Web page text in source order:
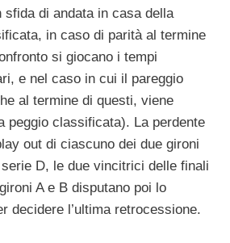
sfida di andata in casa della
in caso di parità al termine
si giocano i tempi
e nel caso in cui il pareggio
al termine di questi, viene
peggio classificata). La perdente
out di ciascuno dei due gironi
D, le due vincitrici delle finali
A e B disputano poi lo
decidere l’ultima retrocessione.